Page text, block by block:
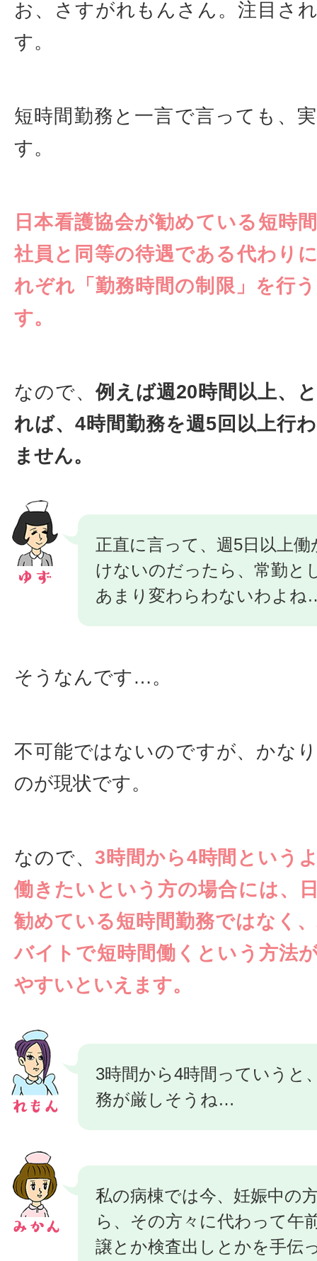
お、さすがれもんさん。注目さ
す。
短時間勤務と一言で言っても、
す。
日本看護協会が勧めている短時
社員と同等の待遇である代わり
れぞれ「勤務時間の制限」を行
す。
なので、 例えば週20時間以上、
れば、4時間勤務を週5回以上行
ません。
正直に言って、週5日以上
けないのだったら、常勤と
あまり変わらわないわよ
そうなんです…。
不可能ではないのですが、かな
のが現状です。
なので、3時間から4時間という
働きたいという方の場合には、
勧めている短時間勤務ではなく
バイトで短時間働くという方法
やすいといえます。
3時間から4時間っていうと
務が厳しそうね…
私の病棟では今、妊娠中の
ら、その方々に代わって午
譲とか検査出しとかを手伝